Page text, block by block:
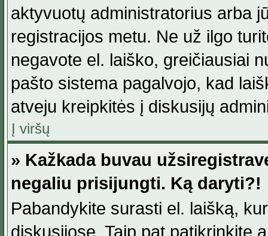
aktyvuotų administratorius arba
registracijos metu. Ne už ilgo
negavote el. laiško, greičiausiai
pašto sistema pagalvojo, kad
atveju kreipkitės į diskusijų
Į viršų
» Kažkada buvau
negaliu prisijungti. Ką daryti?!
Pabandykite surasti el. laišką,
diskusijose. Taip pat patikrinkite